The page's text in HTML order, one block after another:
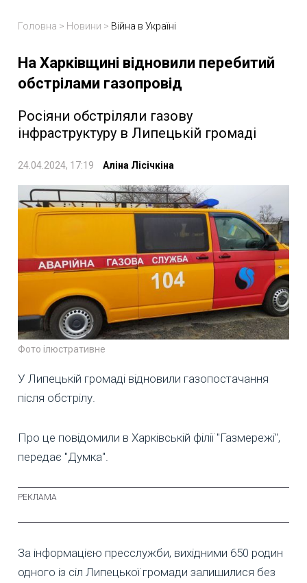
Головна > Новини > Війна в Україні
На Харківщині відновили перебитий
обстрілами газопровід
Росіяни обстріляли газову
інфраструктуру в Липецькій громаді
24.04.2024, 17:19 Аліна Лісічкіна
Фото ілюстративне
У Липецькій громаді відновили газопостачання
після обстрілу.
Про це повідомили в Харківській філії "Газмережі",
передає "Думка".
За інформацією пресслужби, вихідними 650 родин
одного із сіл Липецької громади залишилися без